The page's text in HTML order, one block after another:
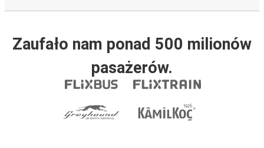
Zaufało nam ponad 500 milionów
pasażerów.